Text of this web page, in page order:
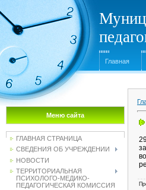
Главная
Меню сайта
ГЛАВНАЯ СТРАНИЦА
СВЕДЕНИЯ ОБ УЧРЕЖДЕНИИ
НОВОСТИ
ТЕРРИТОРИАЛЬНАЯ
ПСИХОЛОГО-МЕДИКО-
ПЕДАГОГИЧЕСКАЯ КОМИССИЯ